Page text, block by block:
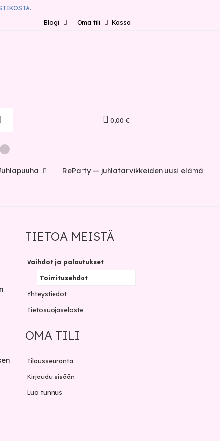
Kassa
Oma tili
Blogi
0,00 €
ReParty — juhlatarvikkeiden uusi elämä
TIETOA MEISTÄ
Vaihdot ja palautukset
Toimitusehdot
Yhteystiedot
Tietosuojaseloste
OMA TILI
Tilausseuranta
Kirjaudu sisään
Luo tunnus